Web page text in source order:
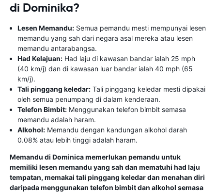
di Dominika?
Lesen Memandu: Semua pemandu mesti mempunyai lesen
memandu yang sah dari negara asal mereka atau lesen
memandu antarabangsa.
Had Kelajuan: Had laju di kawasan bandar ialah 25 mph
(40 km/j) dan di kawasan luar bandar ialah 40 mph (65
km/j).
Tali pinggang keledar: Tali pinggang keledar mesti dipakai
oleh semua penumpang di dalam kenderaan.
Telefon Bimbit: Menggunakan telefon bimbit semasa
memandu adalah haram.
Alkohol: Memandu dengan kandungan alkohol darah
0.08% atau lebih tinggi adalah haram.
Memandu di Dominica memerlukan pemandu untuk
memiliki lesen memandu yang sah dan mematuhi had laju
tempatan, memakai tali pinggang keledar dan menahan diri
daripada menggunakan telefon bimbit dan alkohol semasa